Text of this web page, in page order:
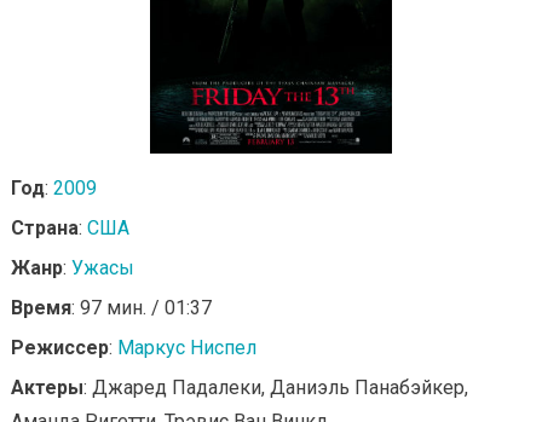
Год: 2009
Страна: США
Жанр: Ужасы
Время: 97 мин. / 01:37
Режиссер: Маркус Ниспел
Актеры: Джаред Падалеки, Даниэль Панабэйкер,